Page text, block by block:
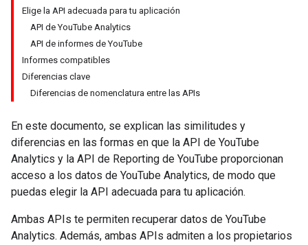
Elige la API adecuada para tu aplicación
API de YouTube Analytics
API de informes de YouTube
Informes compatibles
Diferencias clave
Diferencias de nomenclatura entre las APIs
En este documento, se explican las similitudes y
diferencias en las formas en que la API de YouTube
Analytics y la API de Reporting de YouTube proporcionan
acceso a los datos de YouTube Analytics, de modo que
puedas elegir la API adecuada para tu aplicación.
Ambas APIs te permiten recuperar datos de YouTube
Analytics. Además, ambas APIs admiten a los propietarios